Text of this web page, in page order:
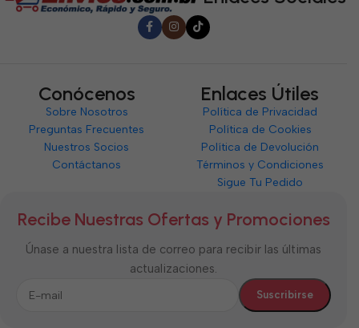
Conócenos
Sobre Nosotros
Preguntas Frecuentes
Nuestros Socios
Contáctanos
Enlaces Útiles
Política de Privacidad
Política de Cookies
Política de Devolución
Términos y Condiciones
Sigue Tu Pedido
Recibe Nuestras Ofertas y Promociones
Únase a nuestra lista de correo para recibir las últimas
actualizaciones.